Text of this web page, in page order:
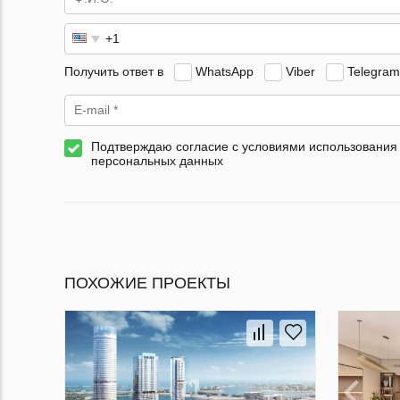
Получить ответ в WhatsApp Viber Telegram
Подтверждаю согласие с условиями использования
персональных данных
ПОХОЖИЕ ПРОЕКТЫ